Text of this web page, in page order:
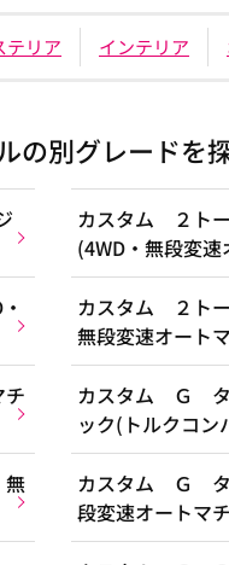
テリア インテリア
の別グレードを
カスタム ２ト
(4WD・無段変
カスタム ２ト
無段変速オート
カスタム Ｇ タ
ック(トルクコン
無
カスタム Ｇ タ
段変速オートマ